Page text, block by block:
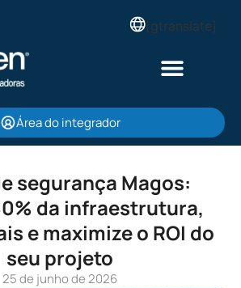
[gtranslate]
Área do integrador
segurança Magos:
da infraestrutura,
e maximize o ROI do
seu projeto
25 de junho de 2026